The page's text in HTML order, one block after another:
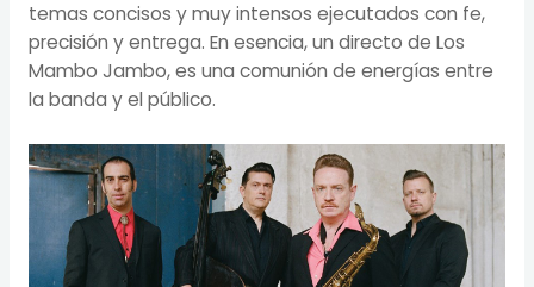
temas concisos y muy intensos ejecutados con fe,
precisión y entrega. En esencia, un directo de Los
Mambo Jambo, es una comunión de energías entre
la banda y el público.